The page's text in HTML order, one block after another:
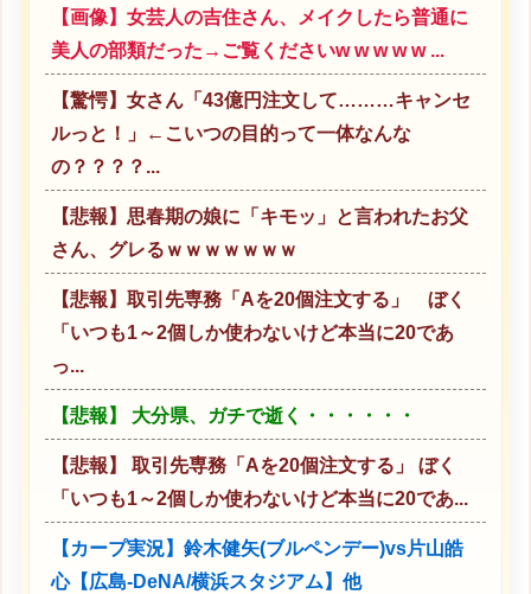
【画像】女芸人の吉住さん、メイクしたら普通に
美人の部類だった→ご覧くださいw w w w w ...
【驚愕】女さん「43億円注文して………キャンセ
ルっと！」←こいつの目的って一体なんな
の？？？？...
【悲報】思春期の娘に「キモッ」と言われたお父
さん、グレるｗｗｗｗｗｗｗ
【悲報】取引先専務「Aを20個注文する」 ぼく
「いつも1～2個しか使わないけど本当に20であ
っ...
【悲報】 大分県、ガチで逝く・・・・・・
【悲報】 取引先専務「Aを20個注文する」 ぼく
「いつも1～2個しか使わないけど本当に20であ...
【カープ実況】鈴木健矢(ブルペンデー)vs片山皓
心【広島-DeNA/横浜スタジアム】他